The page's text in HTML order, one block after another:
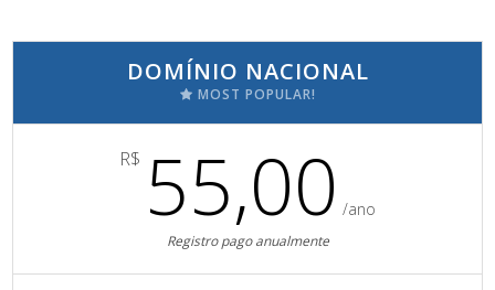
DOMÍNIO NACIONAL
MOST POPULAR!
R$ 55,00 /ano
Registro pago anualmente